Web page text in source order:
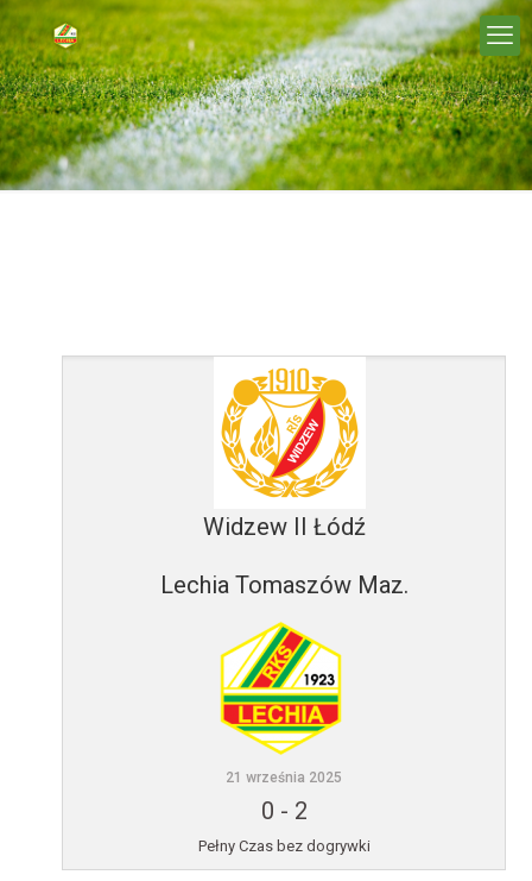
Widzew II Łódź
Lechia Tomaszów Maz.
21 września 2025
0 - 2
Pełny Czas bez dogrywki